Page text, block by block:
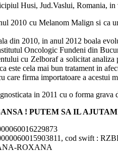
Husi, Jud.Vaslui, Romania, in
2010 cu Melanom Malign si ca
din 2010, in anul 2012 boala
Oncologic Fundeni din
cu Zelboraf a solicitat
este cela mai bun tratament in
care firma importatoare a acestui
in 2011 cu o forma grava
! PUTEM SA IL
cod swift :
ROXANA